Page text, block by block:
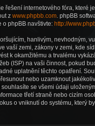
řešení internetového fóra, které
z www.phpbb.com. phpBB
o phpBB navštivte: http://
hanlivým, nevhodným,
vaší zemi, zákony v zemi, kde
k okamžitému a trvalému
(ISP) na vaši činnost, pokud
uplatnění těchto opatření.
nebo uzamknout
se všemi údaji
třetí straně nebo cizím
o vniknutí do systému, který